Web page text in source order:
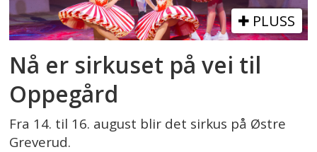
PLUSS
Nå er sirkuset på vei til
Oppegård
Fra 14. til 16. august blir det sirkus på Østre
Greverud.